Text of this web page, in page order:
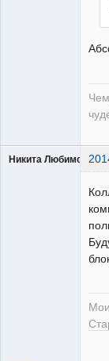
Никита Любимов